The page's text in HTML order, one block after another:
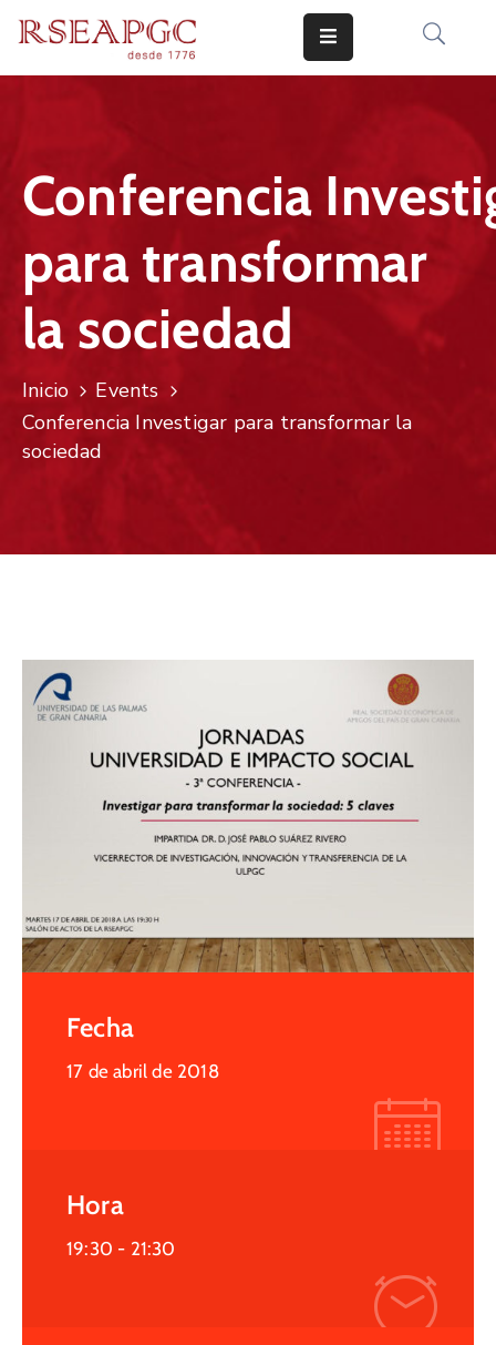
COMUNICADOS
CONOCERNOS
EDICIONES
CONTACTO
Conferencia
para transformar
la sociedad
Inicio
Events
Conferencia Investigar para transformar la
sociedad
Fecha
17 de abril de 2018
Hora
19:30 - 21:30